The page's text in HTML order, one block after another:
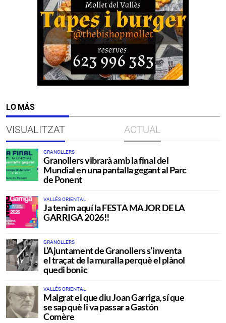
LO MÁS
VISUALITZAT ACTUAL
GRANOLLERS
Granollers vibrarà amb la final del
Mundial en una pantalla gegant al Parc
de Ponent
VALLÉS ORIENTAL
Ja tenim aquí la FESTA MAJOR DE LA
GARRIGA 2026!!
GRANOLLERS
L’Ajuntament de Granollers s’inventa
el traçat de la muralla perquè el plànol
quedi bonic
VALLÉS ORIENTAL
Malgrat el que diu Joan Garriga, sí que
se sap què li va passar a Gastón
Comère